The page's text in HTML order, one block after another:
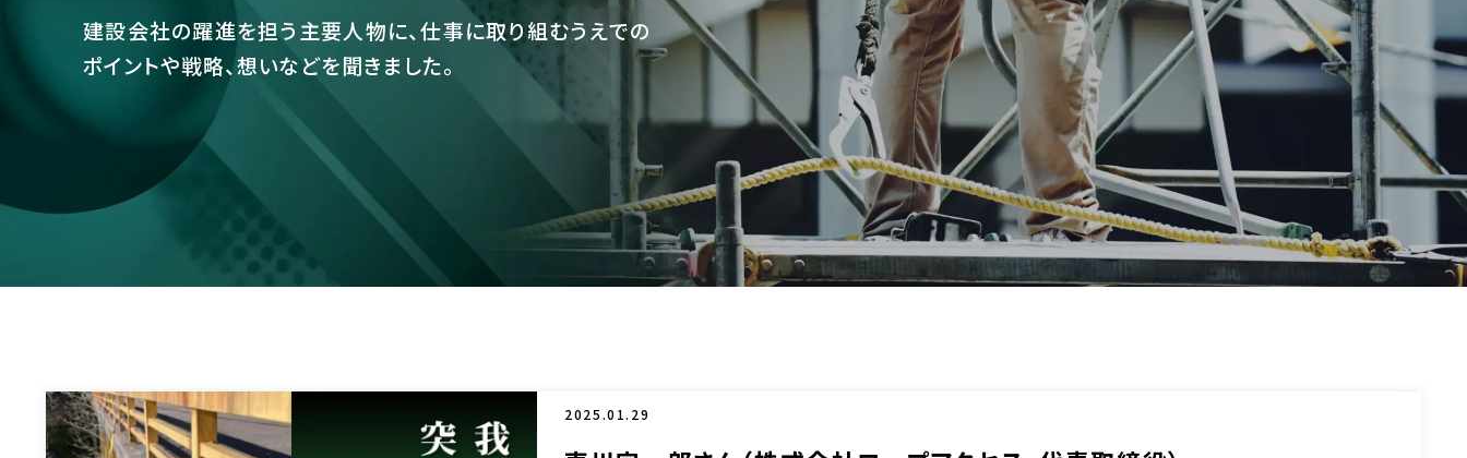
建設会社の躍進を担う主要人物に、仕事に取り組むうえでの
ポイントや戦略、想いなどを聞きました。
2025.01.29